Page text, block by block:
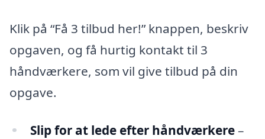
Klik på “Få 3 tilbud her!” knappen, beskriv
opgaven, og få hurtig kontakt til 3
håndværkere, som vil give tilbud på din
opgave.
Slip for at lede efter håndværkere–